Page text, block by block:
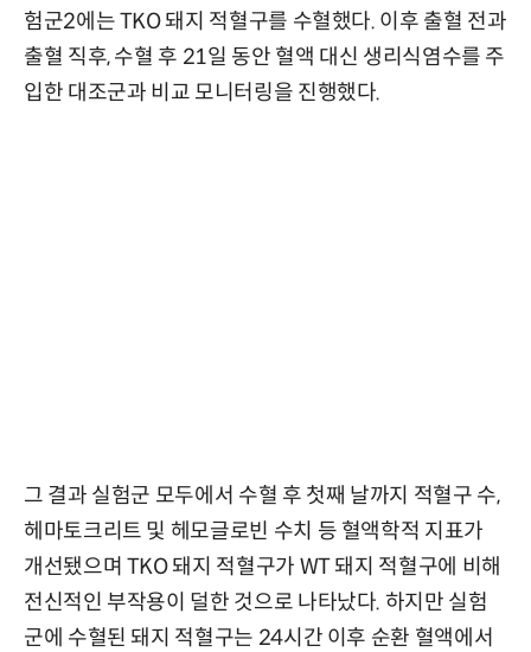
험군2에는 TKO 돼지 적혈구를 수혈했다. 이후 출혈 전과
출혈 직후, 수혈 후 21일 동안 혈액 대신 생리식염수를 주
입한 대조군과 비교 모니터링을 진행했다.
그 결과 실험군 모두에서 수혈 후 첫째 날까지 적혈구 수,
헤마토크리트 및 헤모글로빈 수치 등 혈액학적 지표가
개선됐으며 TKO 돼지 적혈구가 WT 돼지 적혈구에 비해
전신적인 부작용이 덜한 것으로 나타났다. 하지만 실험
군에 수혈된 돼지 적혈구는 24시간 이후 순환 혈액에서